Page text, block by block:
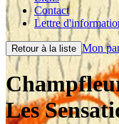
Contact
Lettre
Retour à la liste Mon
Les